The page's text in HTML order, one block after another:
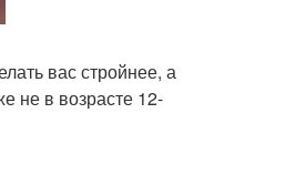
вас стройнее, а
не в возрасте 12-